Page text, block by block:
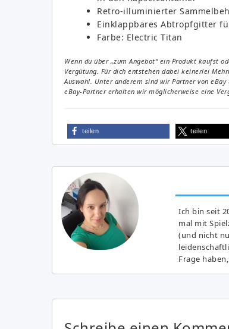
Retro-illuminierter
Einklappbares Abtropfgitter
Farbe: Electric Titan
Wenn du über „zum Angebot“ ein Produkt kaufst
Vergütung. Für dich entstehen dabei keinerlei
Auswahl. Unter anderem sind wir Partner von
eBay-Partner erhalten wir möglicherweise eine
teilen teilen
Ich bin seit
mal mit
(und nicht
Frage